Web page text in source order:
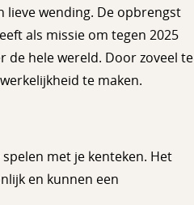
lieve wending. De opbrengst
als missie om tegen 2025
de hele wereld. Door zoveel te
te maken.
met je kenteken. Het
en kunnen een